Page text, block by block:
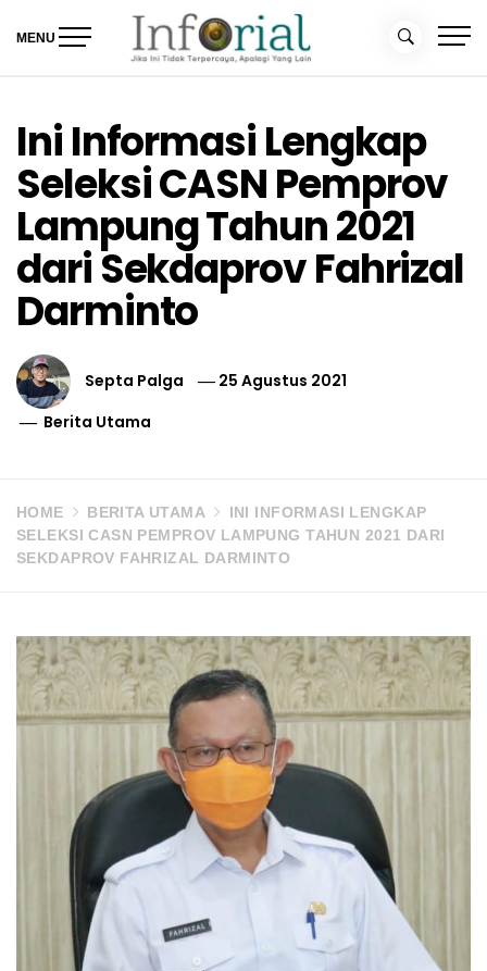
MENU
Ini Informasi Lengkap
Seleksi CASN Pemprov
Lampung Tahun 2021
dari Sekdaprov Fahrizal
Darminto
Septa Palga
25 Agustus 2021
Berita Utama
HOME BERITA UTAMA
INI INFORMASI LENGKAP
SELEKSI CASN PEMPROV LAMPUNG TAHUN 2021 DARI
SEKDAPROV FAHRIZAL DARMINTO